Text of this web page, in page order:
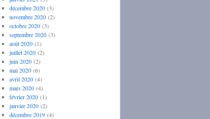
décembre 2020(3)
novembre 2020(2)
octobre 2020(3)
septembre 2020(3)
août 2020(1)
juillet 2020(2)
juin 2020(2)
mai 2020(6)
avril 2020(4)
mars 2020(4)
février 2020(1)
janvier 2020(2)
décembre 2019(4)